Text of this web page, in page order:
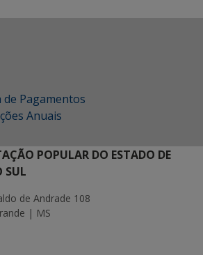
Pagamentos
Anuais
POPULAR DO ESTADO DE
SUL
de Andrade 108
| MS